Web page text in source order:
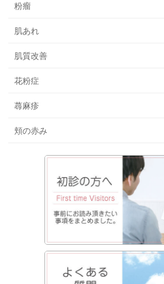
粉瘤
肌あれ
肌質改善
花粉症
蕁麻疹
頬の赤み